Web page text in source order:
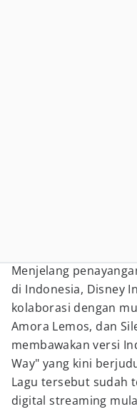
Menjelang
di Indonesia, Disney
kolaborasi dengan
Amora Lemos, dan
membawakan versi
Way" yang kini
Lagu tersebut sudah
digital streaming